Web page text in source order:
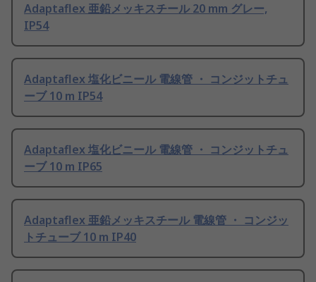
Adaptaflex 亜鉛メッキスチール 20 mm グレー,
IP54
Adaptaflex 塩化ビニール 電線管 ・ コンジットチュ
ーブ 10 m IP54
Adaptaflex 塩化ビニール 電線管 ・ コンジットチュ
ーブ 10 m IP65
Adaptaflex 亜鉛メッキスチール 電線管 ・ コンジッ
トチューブ 10 m IP40